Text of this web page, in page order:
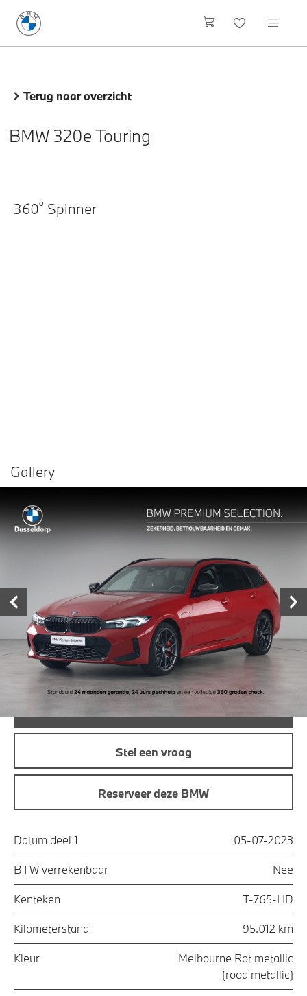
Terug naar overzicht
BMW 320e Touring
360o Spinner
Delen Contact dealer
Prijs € 36.450,-
Maandprijs € 389,87
Offerte aanvraag
Bel direct
Stel een vraag
Reserveer deze BMW
Datum deel 1 05-07-2023
BTW verrekenbaar Nee
Kenteken T-765-HD
Kilometerstand 95.012 km
Kleur
Melbourne Rot metallic
(rood metallic)
Gallery